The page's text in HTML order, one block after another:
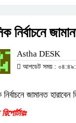
নির্বাচনে
Astha DESK
আপডেট সময় :
নির্বাচনে জামানত হারাবেন